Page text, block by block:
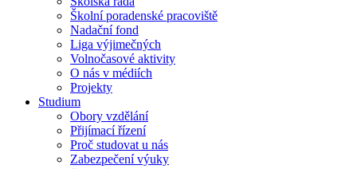
Školní poradenské pracoviště
Nadační fond
Liga výjimečných
Volnočasové aktivity
O nás v médiích
Projekty
Studium
Obory vzdělání
Přijímací řízení
Proč studovat u nás
Zabezpečení výuky